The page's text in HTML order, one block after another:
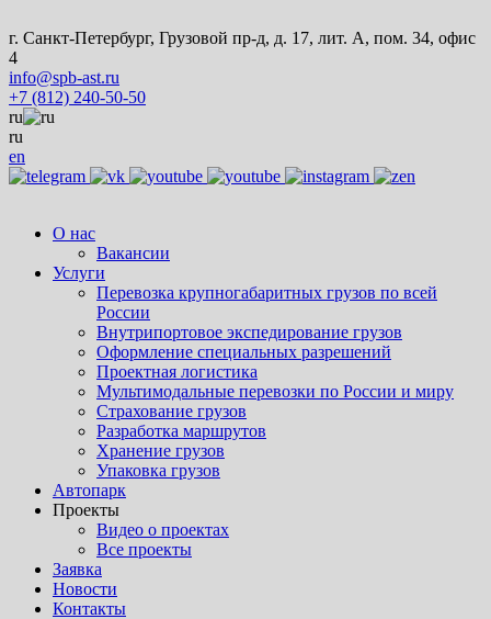
г. Санкт-Петербург, Грузовой пр-д, д. 17, лит. А, пом. 34, офис
4
info@spb-ast.ru
+7 (812) 240-50-50
ru
ru
en
О нас
Вакансии
Услуги
Перевозка крупногабаритных грузов по всей
России
Внутрипортовое экспедирование грузов
Оформление специальных разрешений
Проектная логистика
Мультимодальные перевозки по России и миру
Страхование грузов
Разработка маршрутов
Хранение грузов
Упаковка грузов
Автопарк
Проекты
Видео о проектах
Все проекты
Заявка
Новости
Контакты